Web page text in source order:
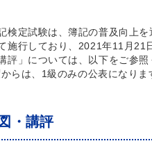
検定試験は、簿記の普及向上
施行しており、2021年11月21
評」については、以下をご参照
らは、1級のみの公表になりま
・講評